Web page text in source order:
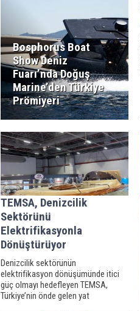
Bosphorus Boat
Show Deniz
Fuarı’nda Doğuş
Marine’den Türkiye
Prömiyeri
TEMSA, Denizcilik
Sektörünü
Elektrifikasyonla
Dönüştürüyor
Denizcilik sektörünün
elektrifikasyon dönüşümünde itici
güç olmayı hedefleyen TEMSA,
Türkiye’nin önde gelen yat